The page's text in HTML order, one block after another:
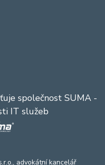
společnost SUMA -
IT služeb
advokátní kancelář